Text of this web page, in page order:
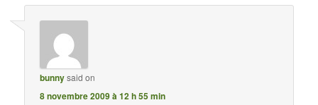
bunnysaid on
8 novembre 2009 à 12 h 55 min